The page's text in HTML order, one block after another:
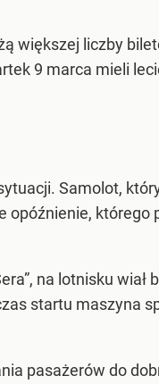
większej liczby
9 marca mieli
Samolot,
opóźnienie, którego
na lotnisku wiał
startu maszyna
pasażerów do